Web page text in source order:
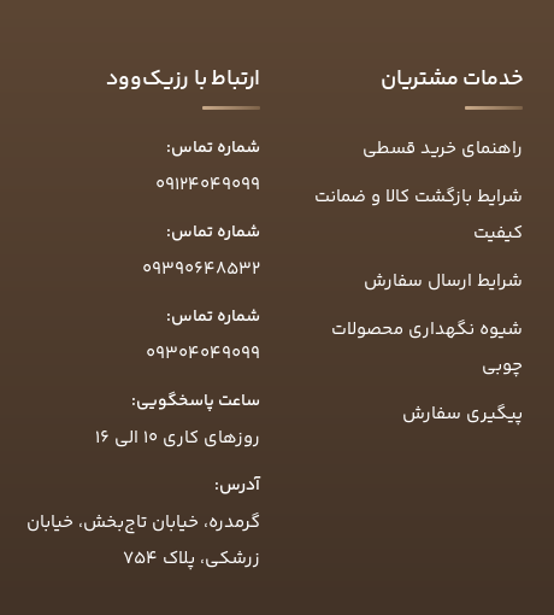
خدمات مشتریان
راهنمای خرید قسطی
شرایط بازگشت کالا و ضمانت
کیفیت
شرایط ارسال سفارش
شیوه نگهداری محصولات
چوبی
پیگیری سفارش
ارتباط با رزیک‌وود
شماره تماس:
09124049099
شماره تماس:
09390648532
شماره تماس:
09304049099
ساعت پاسخگویی:
روزهای کاری ۱۰ الی ۱۶
آدرس:
گرمدره، خیابان تاج‌بخش، خیابان
زرشکی، پلاک ۷۵۴